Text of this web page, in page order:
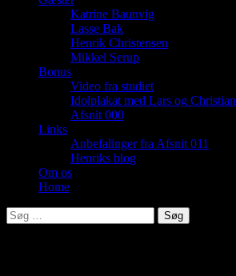
Katrine Baunvig
Lasse Bak
Henrik Christensen
Mikkel Serup
Bonus
Video fra studiet
Idolplakat med Lars og Christian
Afsnit 000
Links
Anbefalinger fra Afsnit 011
Henriks blog
Om os
Home
Søg
efter: